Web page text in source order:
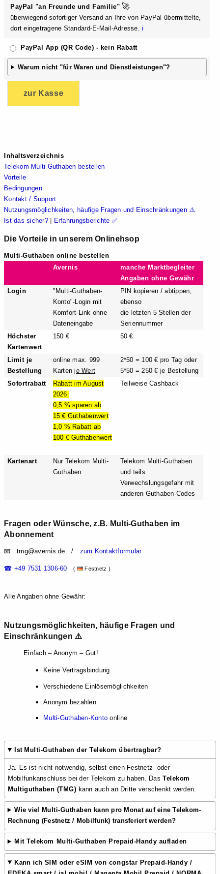
PayPal "an Freund e und Familie" 🚀
überwiegend sofortiger Versand an Ihre von PayPal übermittelte,
dort eingetragene Standard-E-Mail-Adresse. ℹ️
PayPal App (QR Code) - kein Rabatt
Warum nicht"für Waren und Dienst leistungen"?
zur Kasse
Inhaltsverzeichnis
Telekom Multi-Guthaben bestellen
Vorteile
Bedingungen
Kontakt / Support
Nutzungsmöglichkeiten, häufige Fragen und Einschränkungen ⚠️
Ist das sicher?| Erfahrungsberichte ✅
Die Vorteile in unserem Onlinehsop
Multi-Guthaben online bestellen
Avernis
manche Marktbegleiter
Angaben ohne Gewähr
Login
"Multi-Guthaben-
Konto"-Login mit
Komfort-Link ohne
Dateneingabe
PIN kopieren / abtippen,
ebenso
die letzten 5 Stellen der
Seriennummer
Höchster
Kartenwert
150 € 50 €
Limit je
Bestellung
online max. 999
Kartenje Wert
2*50 = 100 € pro Tag oder
5*50 = 250 € je Bestellung
Sofortrabatt
Rabatt im August
2026:
0,5 % sparen ab
15 € Guthabenwert
1,0 % Rabatt ab
100 € Guthabenwert
Teilweise Cashback
Kartenart
Nur Telekom Multi-
Guthaben
Telekom Multi-Guthaben
und teils
Verwechslungsgefahr mit
anderen Guthaben-Codes
Fragen oder Wünsche, z.B. Multi-Guthaben im
Abonnement
📧 tmg@avernis.de / zum Kontaktformular
☎ +49 7531 1306-60 ( Festnetz )
Alle Angaben ohne Gewähr:
Nutzungsmöglichkeiten, häufige Fragen und
Einschränkungen ⚠️
Einfach – Anonym – Gut!
Keine Vertragsbindung
Verschiedene Einlösemöglichkeiten
Anonym bezahlen
Multi-Guthaben-Konto online
Ist Multi-Guthaben der Telekom übertragbar?
Ja. Es ist nicht notwendig, selbst einen Festnetz- oder
Mobilfunkanschluss bei der Telekom zu haben. DasTelekom
Multiguthaben (TMG) kann auch an Dritte verschenkt werden.
Wie viel Multi-Guthaben kann pro Monat auf eine Telekom-
Rechnung (Festnetz / Mobilfunk) transferiert werden?
Mit Telekom Multi-Guthaben Prepaid-Handy aufladen
Kann ich SIM oder eSIM von congstar Prepaid-Handy /